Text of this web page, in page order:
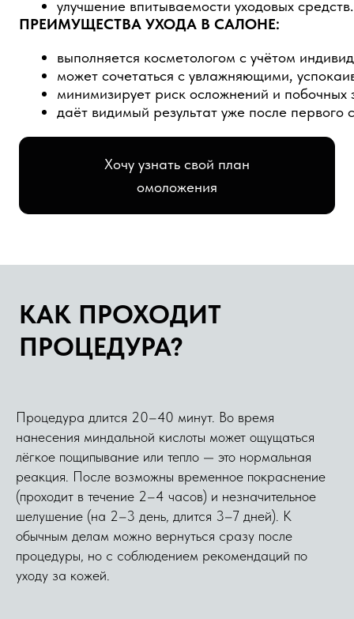
Процедура длится 20–40 минут. Во время
нанесения миндальной кислоты может ощущаться
лёгкое пощипывание или тепло — это нормальная
реакция. После возможны временное покраснение
(проходит в течение 2–4 часов) и незначительное
шелушение (на 2–3 день, длится 3–7 дней). К
обычным делам можно вернуться сразу после
процедуры, но с соблюдением рекомендаций по
уходу за кожей.
Мы заботимся о вашем
проводится при:
АКТИВНЫЕ ВОСПАЛИТЕЛЬНЫЕ
ПРОЦЕССЫ НА КОЖЕ;
ОТКРЫТЫЕ РАНЫ, ССАДИНЫ,
ОЖОГИ И ПОВРЕЖДЕНИЯ
КОЖИ;
ОБОСТРЕНИЕ ДЕРМАТИТА,
ЭКЗЕМЫ ИЛИ ПСОРИАЗА;
АЛЛЕРГИЯ НА КОМПОНЕНТЫ
ПИЛИНГА;
СИЛЬНОЕ РАЗДРАЖЕНИЕ ИЛИ
ПОВРЕЖДЕНИЕ КОЖНОГО